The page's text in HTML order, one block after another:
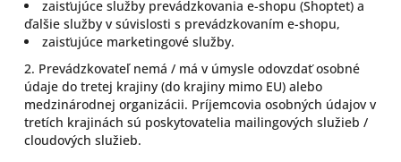
zaisťujúce služby prevádzkovania e-shopu (Shoptet) a
ďalšie služby v súvislosti s prevádzkovaním e-shopu,
zaisťujúce marketingové služby.
2. Prevádzkovateľ nemá / má v úmysle odovzdať osobné
údaje do tretej krajiny (do krajiny mimo EU) alebo
medzinárodnej organizácii. Príjemcovia osobných údajov v
tretích krajinách sú poskytovatelia mailingových služieb /
cloudových služieb.